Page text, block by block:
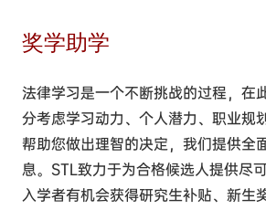
奖学助学
法律学习是一个不断挑战的过程，在
分考虑学习动力、个人潜力、职业规
帮助您做出理智的决定，我们提供全
息。STL致力于为合格候选人提供尽
入学者有机会获得研究生补贴、新生